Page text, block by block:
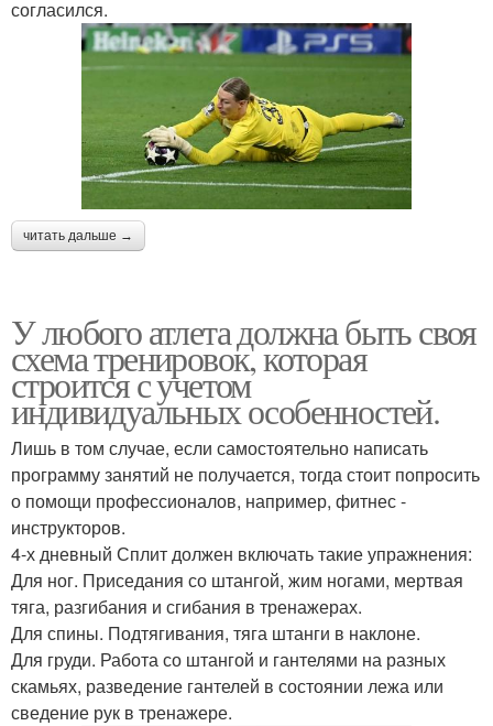
согласился.
читать дальше →
У любого атлета должна быть своя
схема тренировок, которая
строится с учетом
индивидуальных особенностей.
Лишь в том случае, если самостоятельно написать
программу занятий не получается, тогда стоит попросить
о помощи профессионалов, например, фитнес -
инструкторов.
4-х дневный Сплит должен включать такие упражнения:
Для ног. Приседания со штангой, жим ногами, мертвая
тяга, разгибания и сгибания в тренажерах.
Для спины. Подтягивания, тяга штанги в наклоне.
Для груди. Работа со штангой и гантелями на разных
скамьях, разведение гантелей в состоянии лежа или
сведение рук в тренажере.